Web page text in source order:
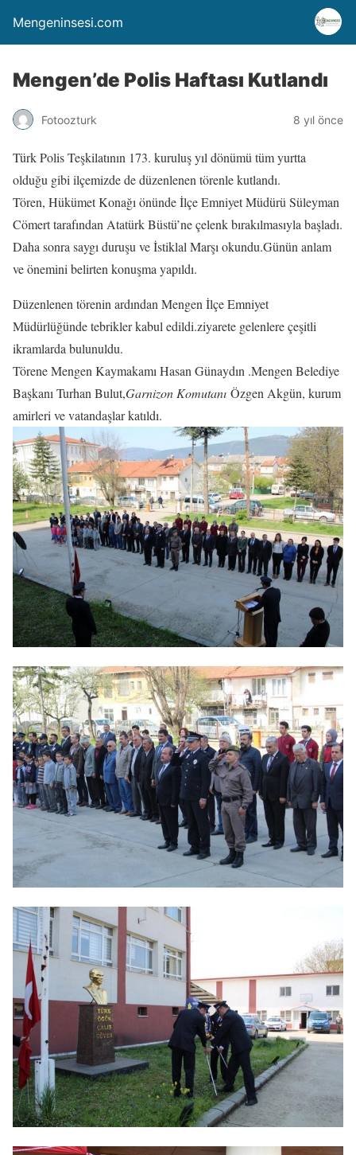
Mengeninsesi.com
Mengen’de Polis Haftası Kutlandı
Fotoozturk 8 yıl önce
Türk Polis Teşkilatının 173. kuruluş yıl dönümü tüm yurtta
olduğu gibi ilçemizde de düzenlenen törenle kutlandı.
Tören, Hükümet Konağı önünde İlçe Emniyet Müdürü Süleyman
Cömert tarafından Atatürk Büstü’ne çelenk bırakılmasıyla başladı.
Daha sonra saygı duruşu ve İstiklal Marşı okundu.Günün anlam
ve önemini belirten konuşma yapıldı.
Düzenlenen törenin ardından Mengen İlçe Emniyet
Müdürlüğünde tebrikler kabul edildi.ziyarete gelenlere çeşitli
ikramlarda bulunuldu.
Törene Mengen Kaymakamı Hasan Günaydın .Mengen Belediye
Başkanı Turhan Bulut,Garnizon Komutanı Özgen Akgün, kurum
amirleri ve vatandaşlar katıldı.